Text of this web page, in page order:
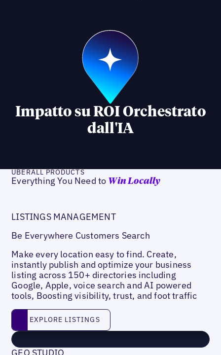
Impatto su ROI Orchestrato
dall'IA
UBERALL PRODUCTS
Everything You Need to Win Locally
LISTINGS MANAGEMENT
Be Everywhere Customers Search
Make every location easy to find. Create,
instantly publish and optimize your business
listing across 150+ directories including
Google, Apple, voice search and AI powered
tools, Boosting visibility, trust, and foot traffic
Explore listings
EXPLORE LISTINGS
GEO STUDIO